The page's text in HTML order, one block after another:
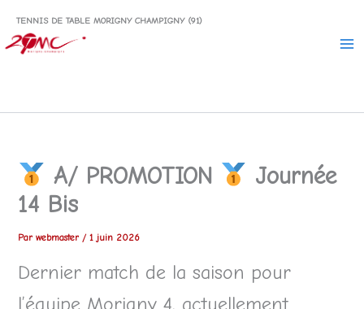
contenu
TENNIS DE TABLE MORIGNY CHAMPIGNY (91)
A/ PROMOTION
Journée
14 Bis
Parwebmaster /1 juin 2026
Dernier match de la saison pour
l’équipe Morigny 4, actuellement